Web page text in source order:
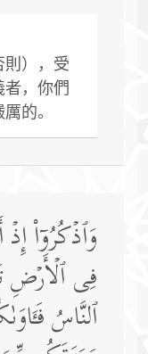
），受
，你們
的。
وَٱذۡكُرُوۤا۟
فِی ٱلۡأَرۡضِ
ٱلنَّاسُ